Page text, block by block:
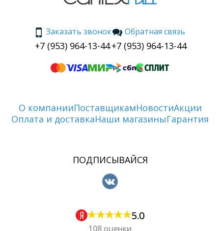
Заказать звонок
+7 (953) 964-13-44
Обратная связь
+7 (953) 964-13-44
О компанииПоставщикамНовостиАкции
Оплата и доставкаНаши магазиныГарантия
ПОДПИСЫВАЙСЯ
5.0
108 оценки